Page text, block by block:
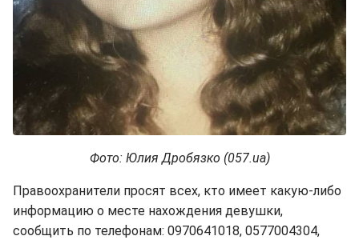
Фото: Юлия Дробязко (057.ua)
Правоохранители просят всех, кто имеет какую-либо
информацию о месте нахождения девушки,
сообщить по телефонам: 0970641018, 0577004304,